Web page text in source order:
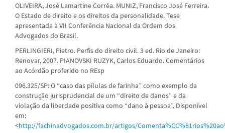
OLIVEIRA, José Lamartine Corrêa. MUNIZ, Francisco José Ferreira.
O Estado de direito e os direitos da personalidade. Tese
apresentada à VII Conferência Nacional da Ordem dos
Advogados do Brasil.
PERLINGIERI, Pietro. Perfis do direito civil. 3 ed. Rio de Janeiro:
Renovar, 2007. PIANOVSKI RUZYK, Carlos Eduardo. Comentários
ao Acórdão proferido no REsp
096.325/SP: O “caso das pílulas de farinha” como exemplo da
construção jurisprudencial de um “direito de danos” e da
violação da liberdade positiva como “dano à pessoa”. Disponível
em:
<http://fachinadvogados.com.br/artigos/